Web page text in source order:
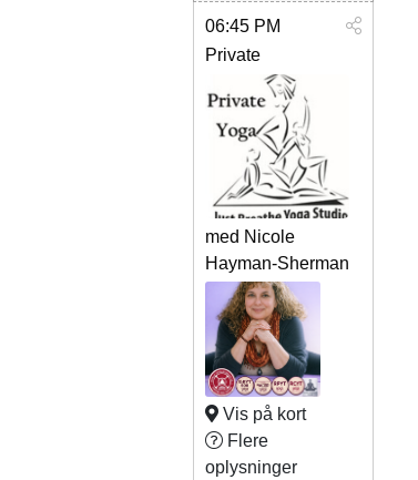
06:45 PM
Private
med Nicole
Hayman-Sherman
Vis på kort
Flere
oplysninger